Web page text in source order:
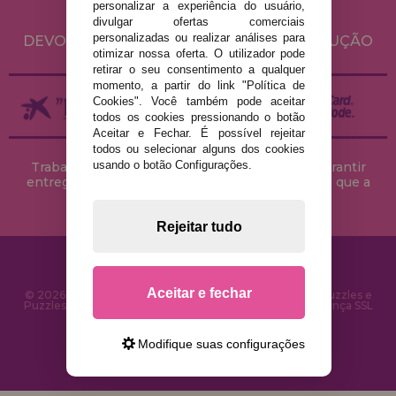
ENVIO E DEVOLUÇÕES
DEVOLUÇÕES / DIREITO DE LIVRE RESOLUÇÃO
Trabalhamos com stocks permanentes para garantir
entregas rápidas no território peninsular, desde que a
© 2026 CasaDoPuzzle.com - Loja Online para comprar Puzzles e
Puzzles na Internet. Entrega rápida em 24 horas e segurança SSL
personalizar a experiência do usuário,
divulgar ofertas comerciais
personalizadas ou realizar análises para
otimizar nossa oferta. O utilizador pode
retirar o seu consentimento a qualquer
momento, a partir do link "Política de
Cookies". Você também pode aceitar
todos os cookies pressionando o botão
Aceitar e Fechar. É possível rejeitar
todos ou selecionar alguns dos cookies
usando o botão Configurações.
Rejeitar tudo
Aceitar e fechar
Modifique suas configurações